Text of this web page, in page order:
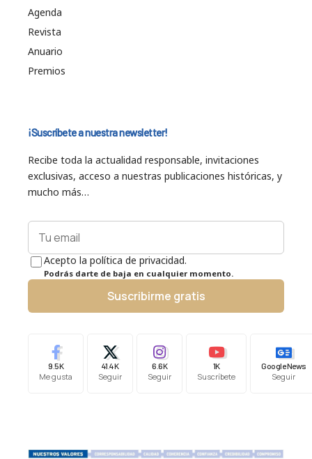
Agenda
Revista
Anuario
Premios
¡Suscríbete a nuestra newsletter!
Recibe toda la actualidad responsable, invitaciones
exclusivas, acceso a nuestras publicaciones históricas, y
mucho más…
Acepto la política de privacidad.
Podrás darte de baja en cualquier momento.
Suscribirme gratis
9.5K
Me gusta
41.4K
Seguir
6.6K
Seguir
1K
Suscríbete
Google News
Seguir